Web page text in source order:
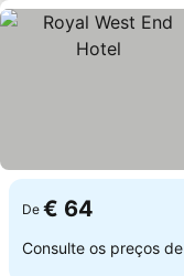
De € 64
Consulte os preços de